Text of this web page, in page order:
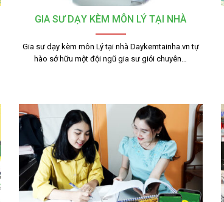
GIA SƯ DẠY KÈM MÔN LÝ TẠI NHÀ
Gia sư dạy kèm môn Lý tại nhà Daykemtainha.vn tự
hào sở hữu một đội ngũ gia sư giỏi chuyên…